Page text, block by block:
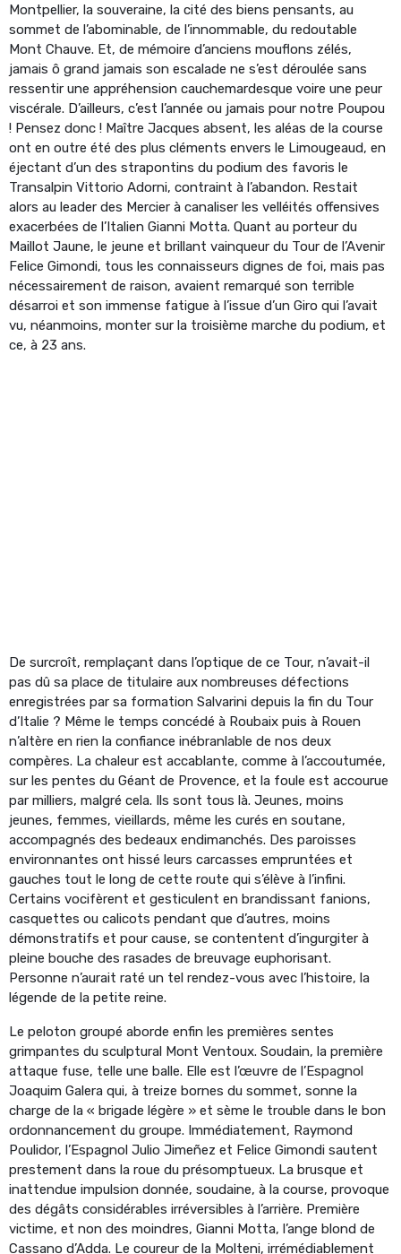
Montpellier, la souveraine, la cité des biens pensants, au
sommet de l’abominable, de l’innommable, du redoutable
Mont Chauve. Et, de mémoire d’anciens mouflons zélés,
jamais ô grand jamais son escalade ne s’est déroulée sans
ressentir une appréhension cauchemardesque voire une peur
viscérale. D’ailleurs, c’est l’année ou jamais pour notre Poupou
! Pensez donc ! Maître Jacques absent, les aléas de la course
ont en outre été des plus cléments envers le Limougeaud, en
éjectant d’un des strapontins du podium des favoris le
Transalpin Vittorio Adorni, contraint à l’abandon. Restait
alors au leader des Mercier à canaliser les velléités offensives
exacerbées de l’Italien Gianni Motta. Quant au porteur du
Maillot Jaune, le jeune et brillant vainqueur du Tour de l’Avenir
Felice Gimondi, tous les connaisseurs dignes de foi, mais pas
nécessairement de raison, avaient remarqué son terrible
désarroi et son immense fatigue à l’issue d’un Giro qui l’avait
vu, néanmoins, monter sur la troisième marche du podium, et
ce, à 23 ans.
De surcroît, remplaçant dans l’optique de ce Tour, n’avait-il
pas dû sa place de titulaire aux nombreuses défections
enregistrées par sa formation Salvarini depuis la fin du Tour
d’Italie ? Même le temps concédé à Roubaix puis à Rouen
n’altère en rien la confiance inébranlable de nos deux
compères. La chaleur est accablante, comme à l’accoutumée,
sur les pentes du Géant de Provence, et la foule est accourue
par milliers, malgré cela. Ils sont tous là. Jeunes, moins
jeunes, femmes, vieillards, même les curés en soutane,
accompagnés des bedeaux endimanchés. Des paroisses
environnantes ont hissé leurs carcasses empruntées et
gauches tout le long de cette route qui s’élève à l’infini.
Certains vocifèrent et gesticulent en brandissant fanions,
casquettes ou calicots pendant que d’autres, moins
démonstratifs et pour cause, se contentent d’ingurgiter à
pleine bouche des rasades de breuvage euphorisant.
Personne n’aurait raté un tel rendez-vous avec l’histoire, la
légende de la petite reine.
Le peloton groupé aborde enfin les premières sentes
grimpantes du sculptural Mont Ventoux. Soudain, la première
attaque fuse, telle une balle. Elle est l’œuvre de l’Espagnol
Joaquim Galera qui, à treize bornes du sommet, sonne la
charge de la « brigade légère » et sème le trouble dans le bon
ordonnancement du groupe. Immédiatement, Raymond
Poulidor, l’Espagnol Julio Jimeñez et Felice Gimondi sautent
prestement dans la roue du présomptueux. La brusque et
inattendue impulsion donnée, soudaine, à la course, provoque
des dégâts considérables irréversibles à l’arrière. Première
victime, et non des moindres, Gianni Motta, l’ange blond de
Cassano d’Adda. Le coureur de la Molteni, irrémédiablement